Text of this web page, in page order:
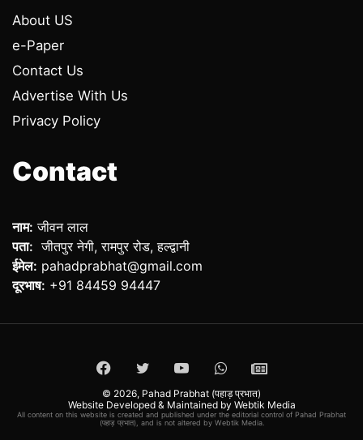
About US
e-Paper
Contact Us
Advertise With Us
Privacy Policy
Contact
नाम: जीवन लाल
पता: जीतपुर नेगी, रामपुर रोड, हल्द्वानी
ईमेल: pahadprabhat@gmail.com
दूरभाष: +91 84459 94447
Facebook
TwitterYouTubeWhatsApp
ePaper
© 2026, Pahad Prabhat (पहाड़ प्रभात)
Website Developed & Maintained by Webtik Media
All content on this website is created and published under the editorial control of Pahad Prabhat
(पहाड़ प्रभात), and is not altered by Webtik Media.